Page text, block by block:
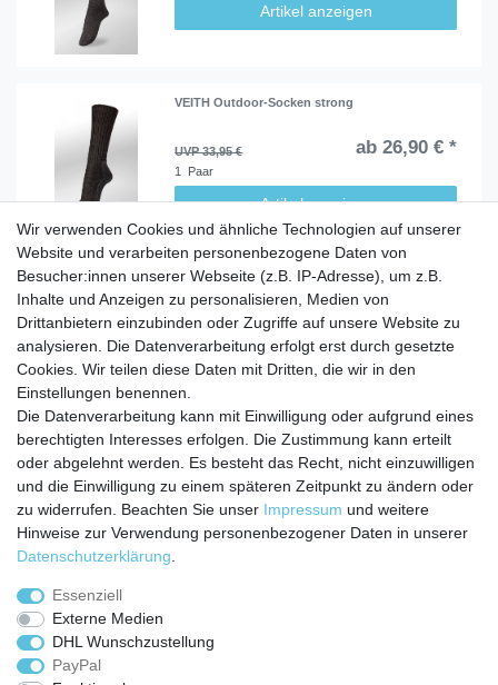
Artikel anzeigen
VEITH Outdoor-Socken strong
UVP 33,95 € ab 26,90 € *
1 Paar
Artikel anzeigen
Wir verwenden Cookies und ähnliche Technologien auf unserer
Website und verarbeiten personenbezogene Daten von
Besucher:innen unserer Webseite (z.B. IP-Adresse), um z.B.
Inhalte und Anzeigen zu personalisieren, Medien von
Drittanbietern einzubinden oder Zugriffe auf unsere Website zu
analysieren. Die Datenverarbeitung erfolgt erst durch gesetzte
Cookies. Wir teilen diese Daten mit Dritten, die wir in den
Einstellungen benennen.
Die Datenverarbeitung kann mit Einwilligung oder aufgrund eines
berechtigten Interesses erfolgen. Die Zustimmung kann erteilt
oder abgelehnt werden. Es besteht das Recht, nicht einzuwilligen
und die Einwilligung zu einem späteren Zeitpunkt zu ändern oder
zu widerrufen. Beachten Sie unser Impressum und weitere
Hinweise zur Verwendung personenbezogener Daten in unserer
Daten­schutz­erklärung
Essenziell
Externe Medien
DHL Wunschzustellung
PayPal
Service
Zahlungarten
Versandkosten
Batterierücknahmeverordnung
Kostenloser Newsletter
E-MAIL **
Newsletter
Honig
Daten­schutz­erklärung
Einwilligung kann ich jederzeit widerrufen.**